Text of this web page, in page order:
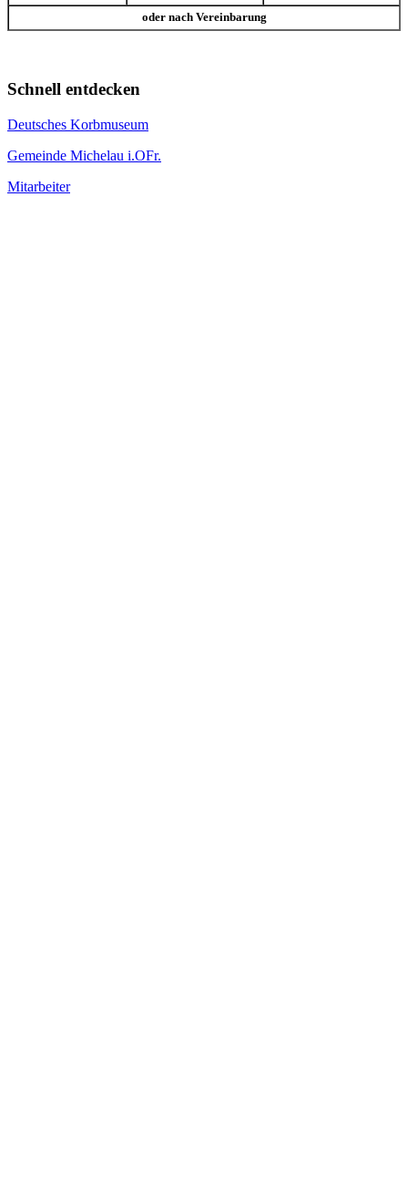
oder nach Vereinbarung
Schnell entdecken
Deutsches Korbmuseum
Gemeinde Michelau i.OFr.
Mitarbeiter